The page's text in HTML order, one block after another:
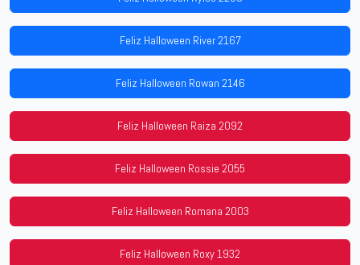
Feliz Halloween River 2167
Feliz Halloween Rowan 2146
Feliz Halloween Raiza 2092
Feliz Halloween Rossie 2055
Feliz Halloween Romana 2003
Feliz Halloween Roxy 1932